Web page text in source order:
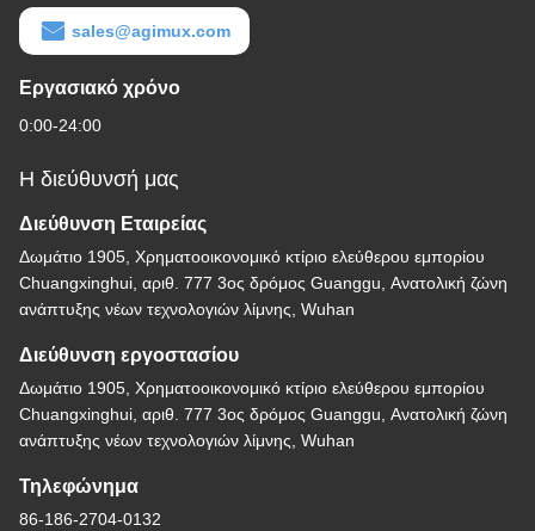
sales@agimux.com
Εργασιακό χρόνο
0:00-24:00
Η διεύθυνσή μας
Διεύθυνση Εταιρείας
Δωμάτιο 1905, Χρηματοοικονομικό κτίριο ελεύθερου εμπορίου
Chuangxinghui, αριθ. 777 3ος δρόμος Guanggu, Ανατολική ζώνη
ανάπτυξης νέων τεχνολογιών λίμνης, Wuhan
Διεύθυνση εργοστασίου
Δωμάτιο 1905, Χρηματοοικονομικό κτίριο ελεύθερου εμπορίου
Chuangxinghui, αριθ. 777 3ος δρόμος Guanggu, Ανατολική ζώνη
ανάπτυξης νέων τεχνολογιών λίμνης, Wuhan
Τηλεφώνημα
86-186-2704-0132